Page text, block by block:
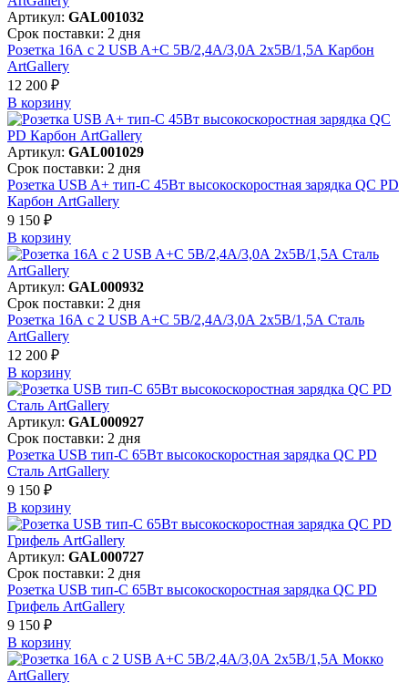
Артикул: GAL001032
Срок поставки: 2 дня
Розетка 16А с 2 USB A+C 5В/2,4А/3,0А 2х5В/1,5А Карбон
ArtGallery
12 200 ₽
В корзинy
Артикул: GAL001029
Срок поставки: 2 дня
Розетка USB A+ тип-C 45Вт высокоскоростная зарядка QC PD
Карбон ArtGallery
9 150 ₽
В корзинy
Артикул: GAL000932
Срок поставки: 2 дня
Розетка 16А с 2 USB A+C 5В/2,4А/3,0А 2х5В/1,5А Сталь
ArtGallery
12 200 ₽
В корзинy
Артикул: GAL000927
Срок поставки: 2 дня
Розетка USB тип-С 65Вт высокоскоростная зарядка QC PD
Сталь ArtGallery
9 150 ₽
В корзинy
Артикул: GAL000727
Срок поставки: 2 дня
Розетка USB тип-С 65Вт высокоскоростная зарядка QC PD
Грифель ArtGallery
9 150 ₽
В корзинy